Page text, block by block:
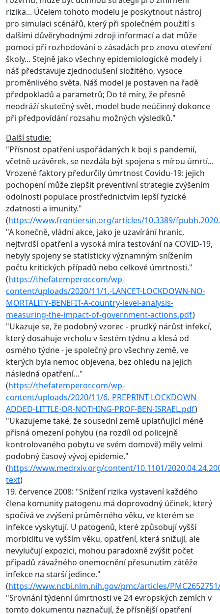
rizika... Účelem tohoto modelu je poskytnout nástroj
pro simulaci scénářů, který při společném použití s
dalšími důvěryhodnými zdroji informací a dat může
pomoci při rozhodování o zásadách pro znovu otevření
školy... Stejně jako všechny epidemiologické modely i
náš představuje zjednodušení složitého, vysoce
proměnlivého světa. Náš model je postaven na řadě
předpokladů a parametrů; Do té míry, že přesně
neodráží skutečný svět, model bude neúčinný dokonce
při předpovídání rozsahu možných výsledků."
Další studie:
"Přísnost opatření uspořádaných k boji s pandemií,
včetně uzávěrek, se nezdála být spojena s mírou úmrtí...
Vrozené faktory předurčily úmrtnost Covidu-19: jejich
pochopení může zlepšit preventivní strategie zvýšením
odolnosti populace prostřednictvím lepší fyzické
zdatnosti a imunity."
(https://www.frontiersin.org/articles/10.3389/
"A konečně, vládní akce, jako je uzavírání hranic,
nejtvrdší opatření a vysoká míra testování na COVID-19,
nebyly spojeny se statisticky významným snížením
počtu kritických případů nebo celkové úmrtnosti."
(https://thefatemperor.com/wp-
content/uploads/2020/11/1.-LANCET-LOCKDOWN-NO-
MORTALITY-BENEFIT-A-country-level-analysis-
measuring-the-impact-of-government-actions.pdf)
"Ukazuje se, že podobný vzorec - prudký nárůst infekcí,
který dosahuje vrcholu v šestém týdnu a klesá od
osmého týdne - je společný pro všechny země, ve
kterých byla nemoc objevena, bez ohledu na jejich
následná opatření..."
(https://thefatemperor.com/wp-
content/uploads/2020/11/6.-PREPRINT-LOCKDOWN-
ADDED-LITTLE-OR-NOTHING-PROF-BEN-ISRAEL.pdf)
"Ukazujeme také, že sousední země uplatňující méně
přísná omezení pohybu (na rozdíl od policejně
kontrolovaného pobytu ve svém domově) měly velmi
podobný časový vývoj epidemie."
(https://www.medrxiv.org/content/10.1101/
text)
19. července 2008: "Snížení rizika vystavení každého
člena komunity patogenu má doprovodný účinek, který
spočívá ve zvýšení průměrného věku, ve kterém se
infekce vyskytují. U patogenů, které způsobují vyšší
morbiditu ve vyšším věku, opatření, která snižují, ale
nevylučují expozici, mohou paradoxně zvýšit počet
případů závažného onemocnění přesunutím zátěže
infekce na starší jedince."
(https://www.ncbi.nlm.nih.gov/pmc/articles/
"Srovnání týdenní úmrtnosti ve 24 evropských zemích v
tomto dokumentu naznačují, že přísnější opatření